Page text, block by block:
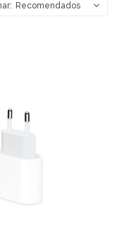
Recomendados